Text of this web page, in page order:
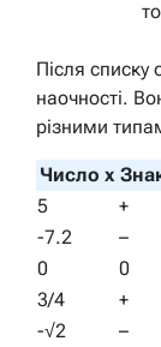
Після
наочності.
різними
Число x
5
+
-7.2
–
0
0
3/4
+
-√2
–